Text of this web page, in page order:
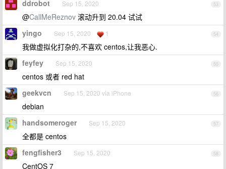
53
ddrobot Sep 15, 2020
@CallMeReznov 滚动升到 20.04 试试
54
yingo Sep 15, 2020 1
我做虚拟化打杂的,不喜欢 centos,让我恶心.
55
feyfey Sep 15, 2020
centos 或者 red hat
56
geekvcn Sep 15, 2020 via iPhone
debian
57
handsomeroger Sep 15, 2020
全都是 centos
58
fengfisher3 Sep 15, 2020
CentOS 7